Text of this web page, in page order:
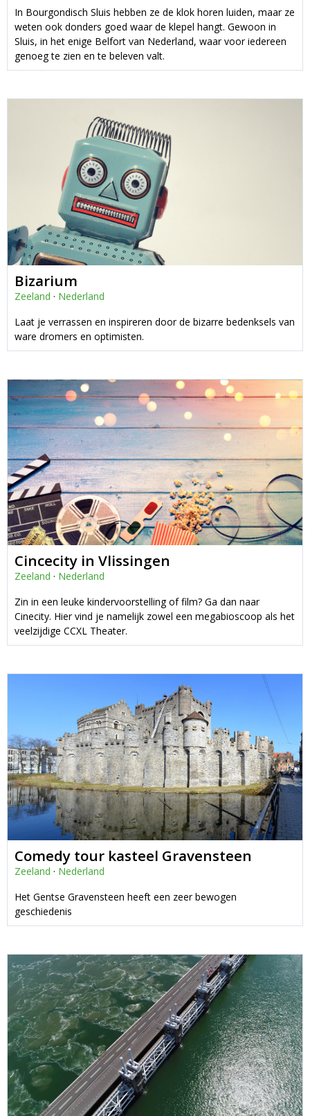
In Bourgondisch Sluis hebben ze de klok horen luiden, maar ze
weten ook donders goed waar de klepel hangt. Gewoon in
Sluis, in het enige Belfort van Nederland, waar voor iedereen
genoeg te zien en te beleven valt.
Bizarium
Zeeland · Nederland
Laat je verrassen en inspireren door de bizarre bedenksels van
ware dromers en optimisten.
Cincecity in Vlissingen
Zeeland · Nederland
Zin in een leuke kindervoorstelling of film? Ga dan naar
Cinecity. Hier vind je namelijk zowel een megabioscoop als het
veelzijdige CCXL Theater.
Comedy tour kasteel Gravensteen
Zeeland · Nederland
Het Gentse Gravensteen heeft een zeer bewogen
geschiedenis